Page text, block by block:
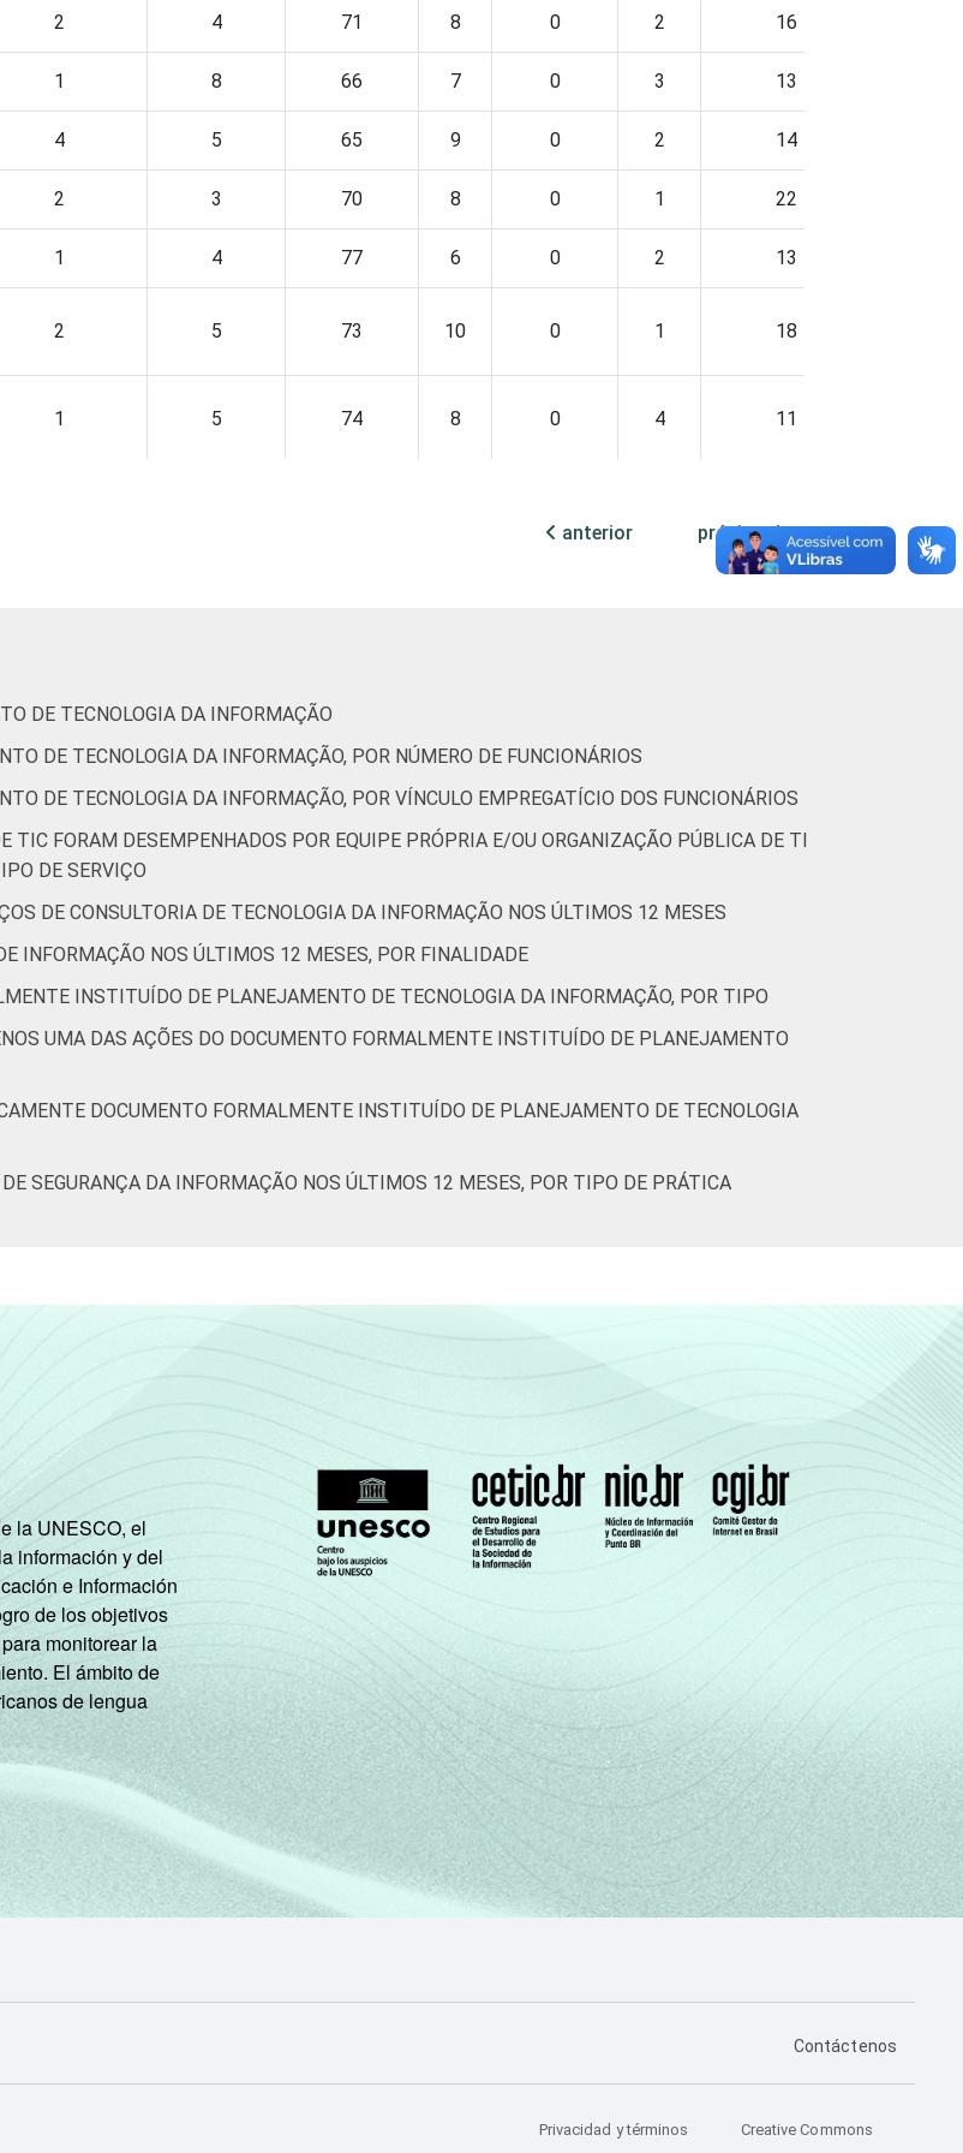
2 4 71 8 0 2 16
1 8 66 7 0 3 13
4 5 65 9 0 2 14
2 3 70 8 0 1 22
1 4 77 6 0 2 13
2 5 73 10 0 1 18
1 5 74 8 0 4 11
0 17
10 5 42 7 0 0 47
brasileiro - TIC Governo Eletrônico 2019.
anterior próxima
DE TECNOLOGIA DA INFORMAÇÃO
DE TECNOLOGIA DA INFORMAÇÃO, POR NÚMERO DE FUNCIONÁRIOS
DE TECNOLOGIA DA INFORMAÇÃO, POR VÍNCULO EMPREGATÍCIO DOS FUNCIONÁRIOS
TIC FORAM DESEMPENHADOS POR EQUIPE PRÓPRIA E/OU ORGANIZAÇÃO PÚBLICA DE TI
DE SERVIÇO
DE CONSULTORIA DE TECNOLOGIA DA INFORMAÇÃO NOS ÚLTIMOS 12 MESES
INFORMAÇÃO NOS ÚLTIMOS 12 MESES, POR FINALIDADE
INSTITUÍDO DE PLANEJAMENTO DE TECNOLOGIA DA INFORMAÇÃO, POR TIPO
UMA DAS AÇÕES DO DOCUMENTO FORMALMENTE INSTITUÍDO DE PLANEJAMENTO
DOCUMENTO FORMALMENTE INSTITUÍDO DE PLANEJAMENTO DE TECNOLOGIA
SEGURANÇA DA INFORMAÇÃO NOS ÚLTIMOS 12 MESES, POR TIPO DE PRÁTICA
la UNESCO, el
información y del
e Información
de los objetivos
monitorear la
El ámbito de
de lengua
ABA)
NOVA ABA)
EM NOVA ABA)
EM NOVA ABA)
(ABRE EM NOVA ABA)
(ABRE EM NOVA ABA)
NIC.BR (ABRE EM NOVA ABA)
(ABRE EM NOVA ABA) PÁGINA DE
Contáctenos
Privacidad y términos Creative Commons